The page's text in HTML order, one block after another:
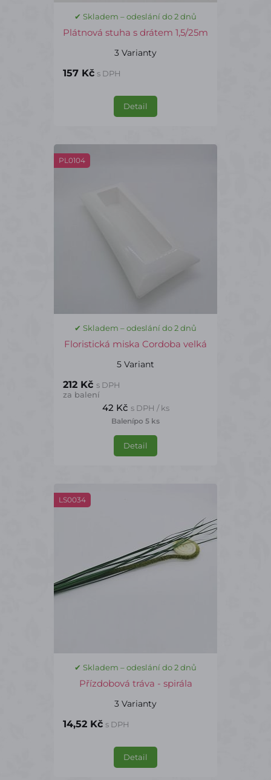
✔ Skladem – odeslání do 2 dnů
Plátnová stuha s drátem 1,5/25m
3 Varianty
157 Kč s DPH
Detail
PL0104
✔ Skladem – odeslání do 2 dnů
Floristická miska Cordoba velká
5 Variant
212 Kč s DPH
za balení
42 Kč s DPH / ks
Balenípo 5 ks
Detail
LS0034
✔ Skladem – odeslání do 2 dnů
Přízdobová tráva - spirála
3 Varianty
14,52 Kč s DPH
Detail